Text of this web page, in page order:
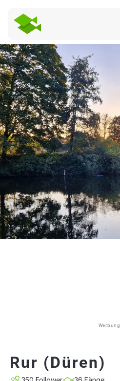
Werbung
Rur (Düren)